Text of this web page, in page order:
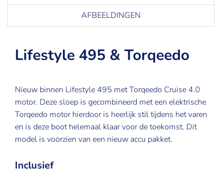
AFBEELDINGEN
Lifestyle 495 & Torqeedo
Nieuw binnen Lifestyle 495 met Torqeedo Cruise 4.0
motor. Deze sloep is gecombineerd met een elektrische
Torqeedo motor hierdoor is heerlijk stil tijdens het varen
en is deze boot helemaal klaar voor de toekomst. Dit
model is voorzien van een nieuw accu pakket.
Inclusief